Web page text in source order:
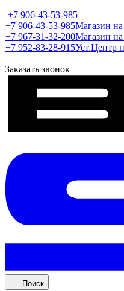
+7 906-43-53-985
+7 906-43-53-985Магазин
+7 967-31-32-200Магазин
+7 952-83-28-915Уст.Центр
Заказать звонок
Поиск